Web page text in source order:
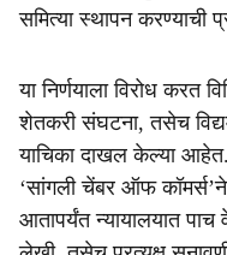
समित्या स्थापन
या निर्णयाला विरोध करत
शेतकरी संघटना, तसेच
याचिका दाखल केल्या आहेत.
‘सांगली चेंबर ऑफ
आतापर्यंत न्यायालयात पाच